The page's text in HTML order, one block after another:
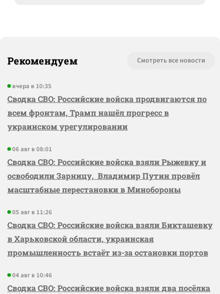
Рекомендуем Смотреть все новости
вчера в 10:35
Сводка СВО: Российские войска продвигаются по
всем фронтам, Трамп нашёл прогресс в
украинском урегулировании
06 авг в 08:01
Сводка СВО: Российские войска взяли Рыжевку и
освободили Зарницу, Владимир Путин провёл
масштабные перестановки в Минобороны
05 авг в 11:26
Сводка СВО: Российские войска взяли Бикташевку
в Харьковской области, украинская
промышленность встаёт из-за остановки портов
04 авг в 10:46
Сводка СВО: Российские войска взяли два посёлка